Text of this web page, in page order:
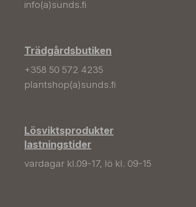
info(a)sunds.fi
Trädgårdsbutiken
+358 50 572 4235
plantshop(a)sunds.fi
Lösviktsprodukter
lastningstider
vardagar kl.09-17, lö kl. 09-15